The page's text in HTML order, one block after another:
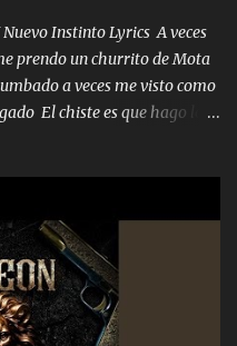
Instinto Lyrics A veces
prendo un churrito de Mota
a veces me visto como
El chiste es que hago lo
trucha mis plebes Música
me ven la cachucha de lado
me fajó una super o a veces
las generaciones yo
pues así soy me mandó